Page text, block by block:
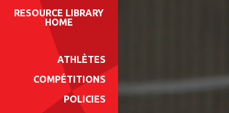
RESOURCE LIBRARY
HOME
ATHLÈTES
COMPÉTITIONS
POLICIES